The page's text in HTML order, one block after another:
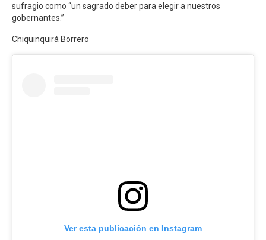
sufragio como “un sagrado deber para elegir a nuestros
gobernantes.”
Chiquinquirá Borrero
Ver esta publicación en Instagram